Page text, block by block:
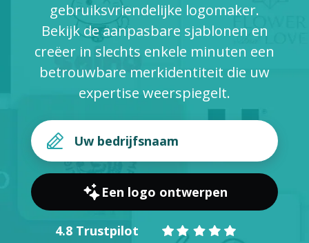
Over
Blog
gebruiksvriendelijke logomaker.
Bekijk de aanpasbare sjablonen en
creëer in slechts enkele minuten een
betrouwbare merkidentiteit die uw
expertise weerspiegelt.
Een logo ontwerpen
4.8 Trustpilot